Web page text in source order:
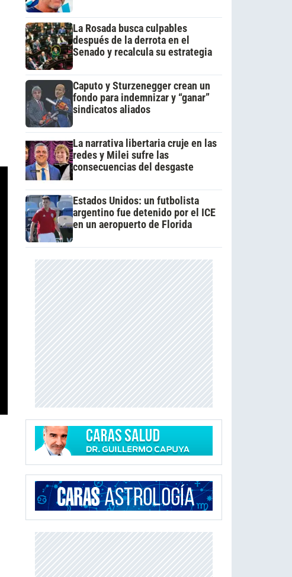
La Rosada busca culpables
después de la derrota en el
Senado y recalcula su estrategia
Caputo y Sturzenegger crean un
fondo para indemnizar y “ganar”
sindicatos aliados
La narrativa libertaria cruje en las
redes y Milei sufre las
consecuencias del desgaste
Estados Unidos: un futbolista
argentino fue detenido por el ICE
en un aeropuerto de Florida